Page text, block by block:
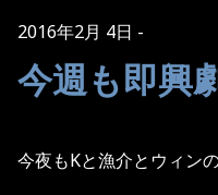
2016年2月 4日
今週も即興
今夜もKと漁介とウィン